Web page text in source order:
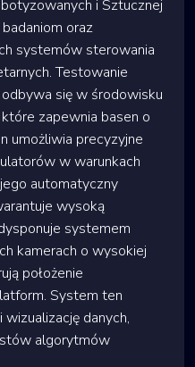
i Sztucznej
oraz
systemów sterowania
Testowanie
się w środowisku
zapewnia basen o
umożliwia precyzyjne
w warunkach
automatyczny
wysoką
systemem
kamerach o wysokiej
położenie
System ten
danych,
algorytmów